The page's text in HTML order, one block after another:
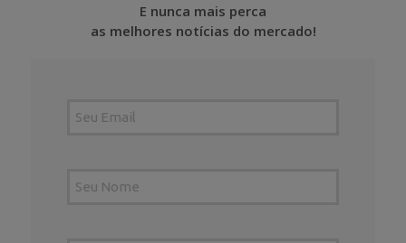
E nunca mais perca
as melhores notícias do mercado!